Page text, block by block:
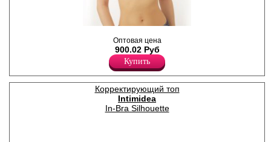
элегантным кружевом.
Лайкра 19%
Полиамид 81%
Оптовая цена
900.02 Руб
Купить
Корректирующий топ
Intimidea
In-Bra Silhouette